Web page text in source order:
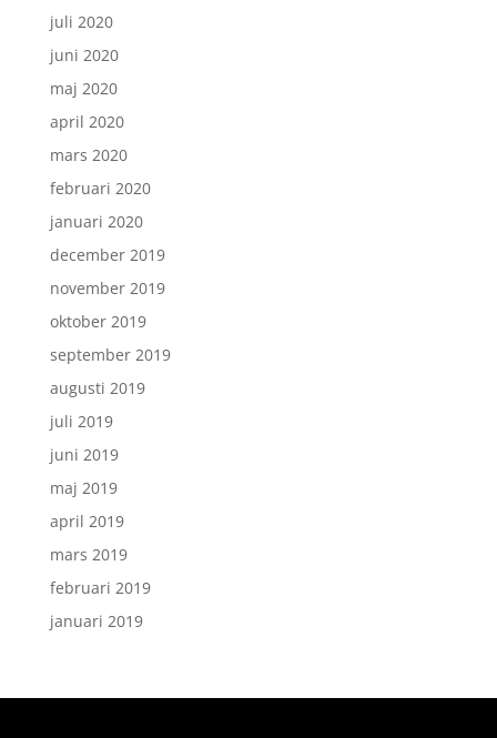
juli 2020
juni 2020
maj 2020
april 2020
mars 2020
februari 2020
januari 2020
december 2019
november 2019
oktober 2019
september 2019
augusti 2019
juli 2019
juni 2019
maj 2019
april 2019
mars 2019
februari 2019
januari 2019